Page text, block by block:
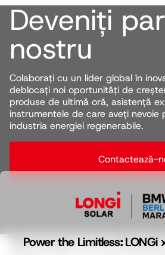
Power the Limitless: LONGi
Deveniți
nostru
Colaborați cu un lider global în
deblocați noi oportunități de
produse de ultimă oră, asistență
instrumentele de care aveți nevoie
industria energiei regenerabile.
Contactează-
Abonează-te la